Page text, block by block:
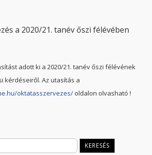
a 2020/21. tanév őszi félévében
adott ki a 2020/21. tanév őszi félévének
kérdéseiről. Az utasítás a
oktatasszervezes/ oldalon olvasható !